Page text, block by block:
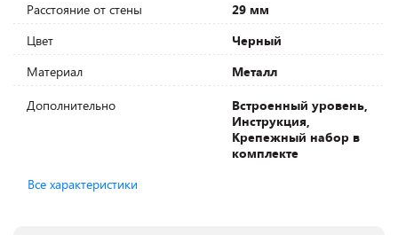
Расстояние от стены
29 мм
Цвет
Черный
Материал
Металл
Дополнительно
Встроенный уровень,
Инструкция,
Крепежный набор в
комплекте
Все характеристики